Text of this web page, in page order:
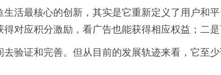
活最核心的创新，其实是它重新定义了用户和
对应积分激励，看广告也能获得相应权益；二
去验证和完善。但从目前的发展轨迹来看，它至